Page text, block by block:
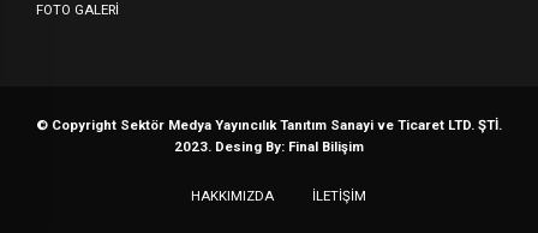
FOTO GALERİ
© Copyright Sektör Medya Yayıncılık Tanıtım Sanayi ve Ticaret LTD. ŞTİ.
2023. Desing By: Final Bilişim
HAKKIMIZDA İLETİŞİM